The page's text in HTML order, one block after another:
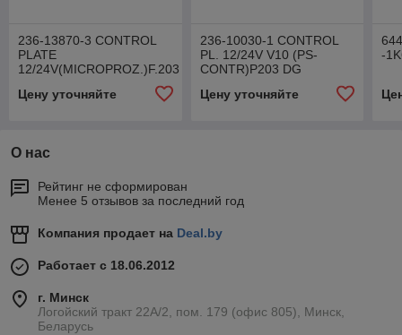
236-13870-3 CONTROL
PLATE
12/24V(MICROPROZ.)F.203
Цену уточняйте
236-10030-1 CONTROL
PL. 12/24V V10 (PS-
CONTR)P203 DG
Цену уточняйте
-
О нас
Рейтинг не сформирован
Менее 5 отзывов за последний год
Компания продает на Deal.by
Работает с 18.06.2012
г. Минск
Логойский тракт 22А/2, пом. 179 (офис 805), Минск,
Беларусь